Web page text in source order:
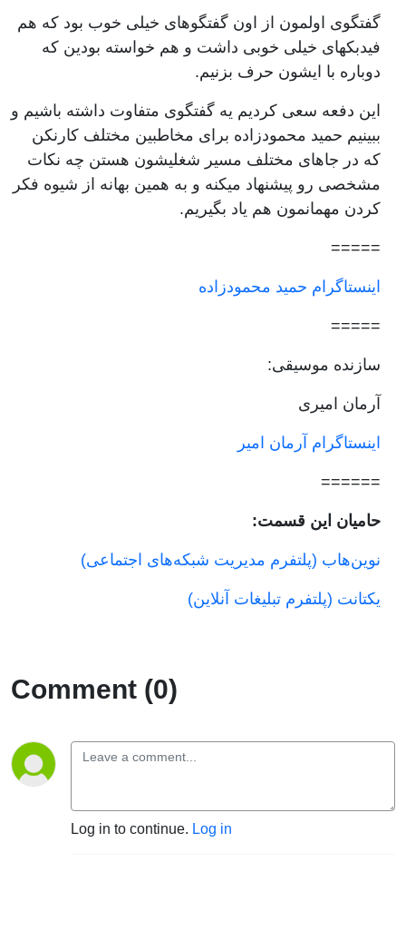
گفتگوی اولمون از اون گفتگوهای خیلی خوب بود که هم
فیدبکهای خیلی خوبی داشت و هم خواسته بودین که
دوباره با ایشون حرف بزنیم.
این دفعه سعی کردیم یه گفتگوی متفاوت داشته باشیم و
ببینیم حمید محمودزاده برای مخاطبین مختلف کارنکن
که در جاهای مختلف مسیر شغلیشون هستن چه نکات
مشخصی رو پیشنهاد میکنه و به همین بهانه از شیوه فکر
کردن مهمانمون هم یاد بگیریم.
=====
اینستاگرام حمید محمودزاده
=====
سازنده موسیقی:
آرمان امیری
اینستاگرام آرمان امیر
======
حامیان این قسمت:
نوین‌هاب (پلتفرم مدیریت شبکه‌های اجتماعی)
یکتانت (پلتفرم تبلیغات آنلاین)
Comment (0)
Log in to continue. Log in